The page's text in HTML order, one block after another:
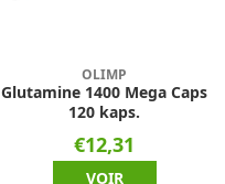
OLIMP
Glutamine 1400 Mega Caps
120 kaps.
€12,31
VOIR